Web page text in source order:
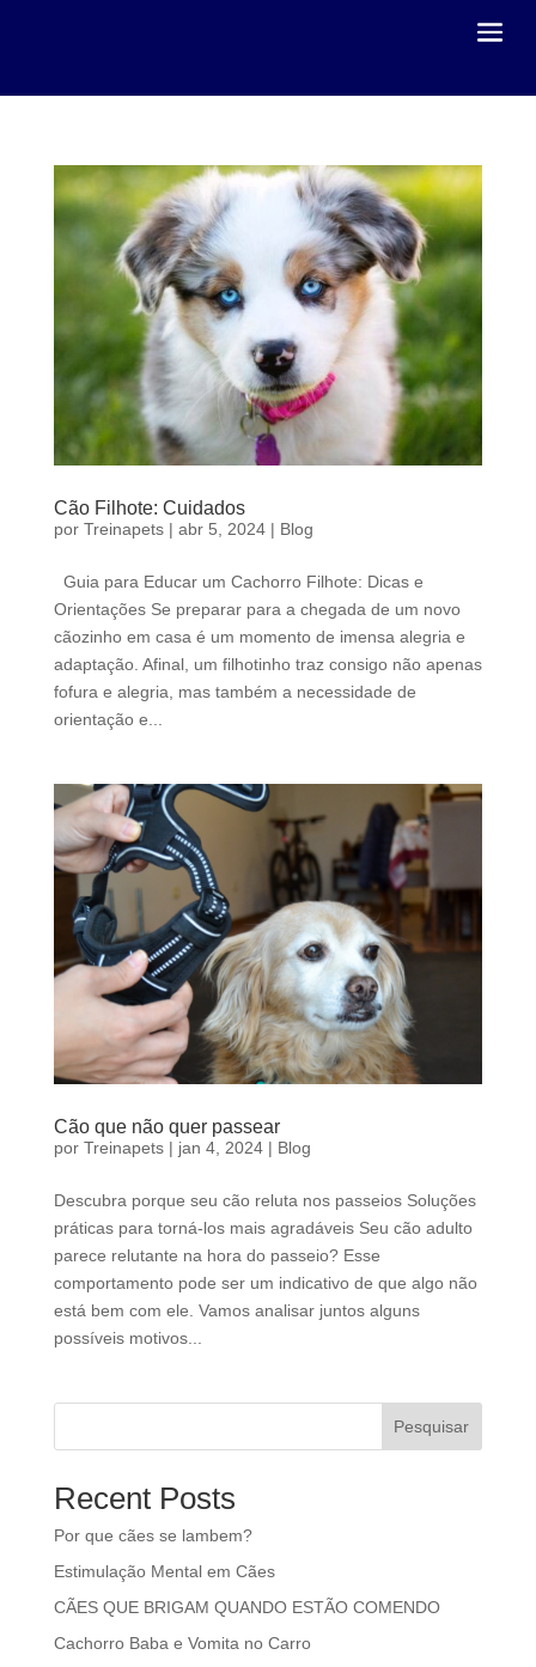
Cão Filhote: Cuidados
por Treinapets| abr 5, 2024| Blog
Guia para Educar um Cachorro Filhote: Dicas e
Orientações Se preparar para a chegada de um novo
cãozinho em casa é um momento de imensa alegria e
adaptação. Afinal, um filhotinho traz consigo não apenas
fofura e alegria, mas também a necessidade de
orientação e...
Cão que não quer passear
por Treinapets| jan 4, 2024| Blog
Descubra porque seu cão reluta nos passeios Soluções
práticas para torná-los mais agradáveis Seu cão adulto
parece relutante na hora do passeio? Esse
comportamento pode ser um indicativo de que algo não
está bem com ele. Vamos analisar juntos alguns
possíveis motivos...
Pesquisar
Recent Posts
Por que cães se lambem?
Estimulação Mental em Cães
CÃES QUE BRIGAM QUANDO ESTÃO COMENDO
Cachorro Baba e Vomita no Carro